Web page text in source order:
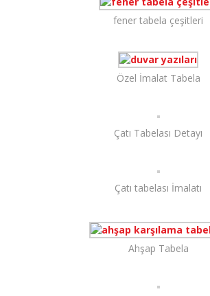
fener tabela çeşitleri
Özel İmalat Tabela
Çatı Tabelası Detayı
Çatı tabelası İmalatı
Ahşap Tabela